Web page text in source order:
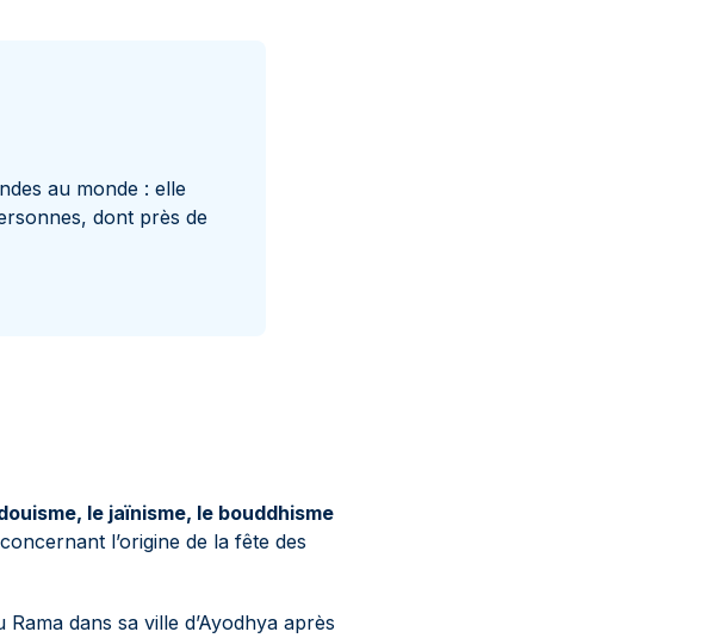
au monde : elle
dont près de
le jaïnisme, le bouddhisme
l’origine de la fête des
dans sa ville d’Ayodhya après